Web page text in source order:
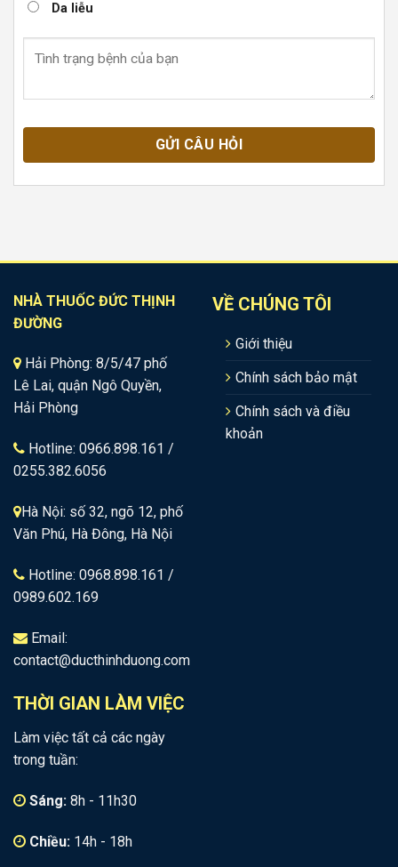
Da liễu
NHÀ THUỐC ĐỨC THỊNH
ĐƯỜNG
Hải Phòng: 8/5/47 phố
Lê Lai, quận Ngô Quyền,
Hải Phòng
Hotline: 0966.898.161 /
0255.382.6056
Hà Nội: số 32, ngõ 12, phố
Văn Phú, Hà Đông, Hà Nội
Hotline: 0968.898.161 /
0989.602.169
Email:
contact@ducthinhduong.com
VỀ CHÚNG TÔI
Giới thiệu
Chính sách bảo mật
Chính sách và điều
khoản
THỜI GIAN LÀM VIỆC
Làm việc tất cả các ngày
trong tuần:
Sáng: 8h - 11h30
Chiều: 14h - 18h